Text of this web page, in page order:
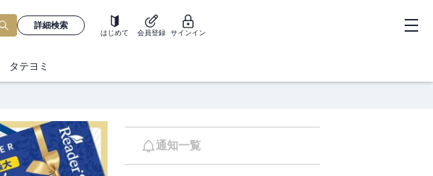
詳細検索
はじめて 会員登録 サインイン
タテヨミ
通知一覧